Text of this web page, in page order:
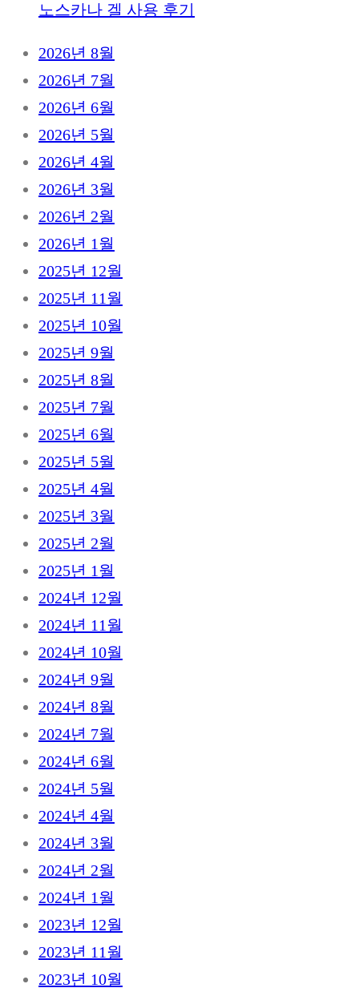
노스카나 겔 사용 후기
2026년 8월
2026년 7월
2026년 6월
2026년 5월
2026년 4월
2026년 3월
2026년 2월
2026년 1월
2025년 12월
2025년 11월
2025년 10월
2025년 9월
2025년 8월
2025년 7월
2025년 6월
2025년 5월
2025년 4월
2025년 3월
2025년 2월
2025년 1월
2024년 12월
2024년 11월
2024년 10월
2024년 9월
2024년 8월
2024년 7월
2024년 6월
2024년 5월
2024년 4월
2024년 3월
2024년 2월
2024년 1월
2023년 12월
2023년 11월
2023년 10월